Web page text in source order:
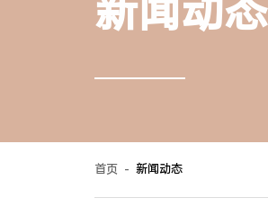
新闻动态
首页 - 新闻动态